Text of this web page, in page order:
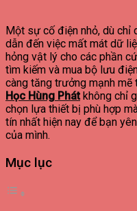
Một sự cố điện nhỏ, dù chỉ
dẫn đến việc mất mát dữ
hỏng vật lý cho các phần
tìm kiếm và mua bộ lưu
càng tăng trưởng mạnh
Học Hùng Phátkhông chỉ
chọn lựa thiết bị phù hợp
tín nhất hiện nay để bạn
của mình.
Mục lục